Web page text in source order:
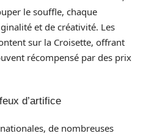
le souffle, chaque
et de créativité. Les
sur la Croisette, offrant
récompensé par des prix
d’artifice
de nombreuses